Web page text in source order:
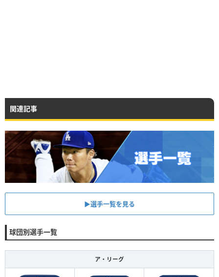
関連記事
▶︎選手一覧を見る
球団別選手一覧
ア・リーグ